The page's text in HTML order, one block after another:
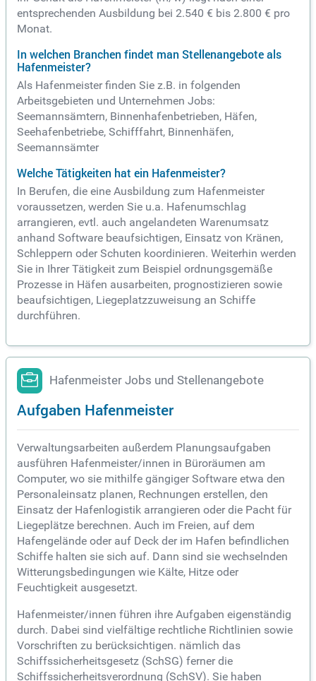
entsprechenden Ausbildung bei 2.540 € bis 2.800 € pro
Monat.
In welchen Branchen findet man Stellenangebote als
Hafenmeister?
Als Hafenmeister finden Sie z.B. in folgenden
Arbeitsgebieten und Unternehmen Jobs:
Seemannsämtern, Binnenhafenbetrieben, Häfen,
Seehafenbetriebe, Schifffahrt, Binnenhäfen,
Seemannsämter
Welche Tätigkeiten hat ein Hafenmeister?
In Berufen, die eine Ausbildung zum Hafenmeister
voraussetzen, werden Sie u.a. Hafenumschlag
arrangieren, evtl. auch angelandeten Warenumsatz
anhand Software beaufsichtigen, Einsatz von Kränen,
Schleppern oder Schuten koordinieren. Weiterhin werden
Sie in Ihrer Tätigkeit zum Beispiel ordnungsgemäße
Prozesse in Häfen ausarbeiten, prognostizieren sowie
beaufsichtigen, Liegeplatzzuweisung an Schiffe
durchführen.
Hafenmeister Jobs und Stellenangebote
Aufgaben Hafenmeister
Verwaltungsarbeiten außerdem Planungsaufgaben
ausführen Hafenmeister/innen in Büroräumen am
Computer, wo sie mithilfe gängiger Software etwa den
Personaleinsatz planen, Rechnungen erstellen, den
Einsatz der Hafenlogistik arrangieren oder die Pacht für
Liegeplätze berechnen. Auch im Freien, auf dem
Hafengelände oder auf Deck der im Hafen befindlichen
Schiffe halten sie sich auf. Dann sind sie wechselnden
Witterungsbedingungen wie Kälte, Hitze oder
Feuchtigkeit ausgesetzt.
Hafenmeister/innen führen ihre Aufgaben eigenständig
durch. Dabei sind vielfältige rechtliche Richtlinien sowie
Vorschriften zu berücksichtigen. nämlich das
Schiffssicherheitsgesetz (SchSG) ferner die
Schiffssicherheitsverordnung (SchSV). Sie haben